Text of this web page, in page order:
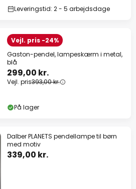
Leveringstid: 2 - 5 arbejdsdage
Vejl. pris -24%
Gaston-pendel, lampeskærm i metal,
blå
299,00 kr.
Vejl. pris393,00 kr.
På lager
Dalber PLANETS pendellampe til børn
med motiv
339,00 kr.